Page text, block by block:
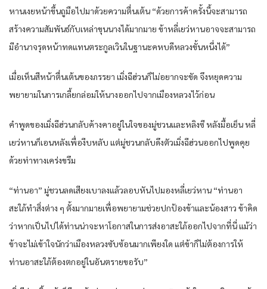
หานเงยหน้าขึ้นถูมือไปมาด้วยความตื่นเต้น “ด้วยการค้าครั้งนี้จะสามารถ
สร้างความสัมพันธ์กับเหล่าขุนนางได้มากมาย ข้าหลี่เยว่หานอาจจะสามารถ
มีอำนาจรุดหน้าทดแทนตระกูลเวินในฐานะคหบดีหลวงขั้นหนึ่งได้”
เมื่อเห็นสีหน้าตื่นเต้นของภรรยา เมิ่งฉีฮ่วนก็ไม่อยากจะขัด จึงหยุดความ
พยายามในการเกลี้ยกล่อมให้นางออกไปจากเมืองหลวงไว้ก่อน
คำพูดของเมิ่งฉีฮ่วนกลับค้างคาอยู่ในใจของมู่ชวนและหลิงซี หลังมื้อเย็น หลี่
เยว่หานก็เอนหลังเพื่องีบหลับ แต่มู่ชวนกลับดึงตัวเมิ่งฉีฮ่วนออกไปพูดคุย
ด้วยท่าทางเคร่งขรึม
“ท่านอา” มู่ชวนลดเสียงเบาลงแล้วลอบหันไปมองหลี่เยว่หาน “ท่านอา
สะใภ้ทำสิ่งต่าง ๆ ตั้งมากมายเพื่อพยายามช่วยปกป้องข้าและน้องสาว ข้าคิด
ว่าหากเป็นไปได้ท่านน่าจะหาโอกาสในการส่งอาสะใภ้ออกไปจากที่นี่ แม้ว่า
ข้าจะไม่เข้าใจนักว่าเมืองหลวงซับซ้อนมากเพียงใด แต่ข้าก็ไม่ต้องการให้
ท่านอาสะใภ้ต้องตกอยู่ในอันตรายขอรับ”